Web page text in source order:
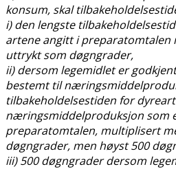
konsum, skal
i) den lengste
artene angitt i preparatomtalen
uttrykt som døgngrader,
ii) dersom legemidlet er
bestemt til
tilbakeholdelsestiden for
næringsmiddelproduksjon som
preparatomtalen, multiplisert
døgngrader, men høyst 500
iii) 500 døgngrader dersom